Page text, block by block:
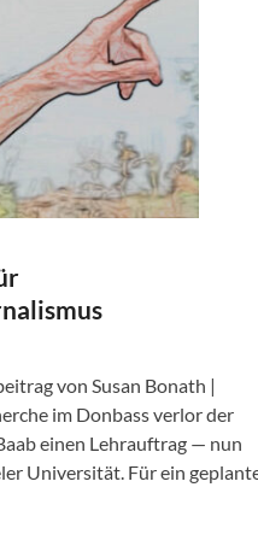
von Susan Bonath |
im Donbass verlor der
einen Lehrauftrag — nun
Universität. Für ein